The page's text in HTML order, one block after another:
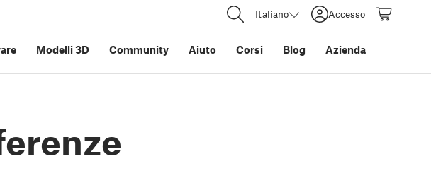
Italiano Accesso
Modelli 3D Community Aiuto Corsi Blog Azienda